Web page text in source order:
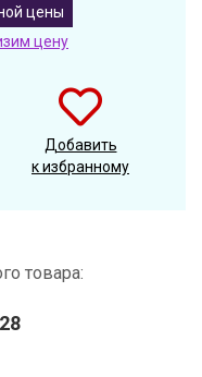
цены
цену
Добавить
к избранному
товара:
28